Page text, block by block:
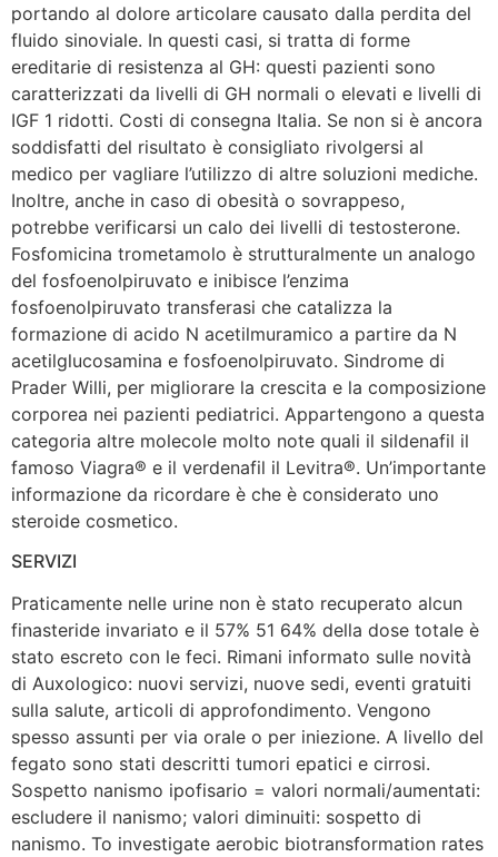
portando al dolore articolare causato dalla perdita del
fluido sinoviale. In questi casi, si tratta di forme
ereditarie di resistenza al GH: questi pazienti sono
caratterizzati da livelli di GH normali o elevati e livelli di
IGF 1 ridotti. Costi di consegna Italia. Se non si è ancora
soddisfatti del risultato è consigliato rivolgersi al
medico per vagliare l’utilizzo di altre soluzioni mediche.
Inoltre, anche in caso di obesità o sovrappeso,
potrebbe verificarsi un calo dei livelli di testosterone.
Fosfomicina trometamolo è strutturalmente un analogo
del fosfoenolpiruvato e inibisce l’enzima
fosfoenolpiruvato transferasi che catalizza la
formazione di acido N acetilmuramico a partire da N
acetilglucosamina e fosfoenolpiruvato. Sindrome di
Prader Willi, per migliorare la crescita e la composizione
corporea nei pazienti pediatrici. Appartengono a questa
categoria altre molecole molto note quali il sildenafil il
famoso Viagra® e il verdenafil il Levitra®. Un’importante
informazione da ricordare è che è considerato uno
steroide cosmetico.
SERVIZI
Praticamente nelle urine non è stato recuperato alcun
finasteride invariato e il 57% 51 64% della dose totale è
stato escreto con le feci. Rimani informato sulle novità
di Auxologico: nuovi servizi, nuove sedi, eventi gratuiti
sulla salute, articoli di approfondimento. Vengono
spesso assunti per via orale o per iniezione. A livello del
fegato sono stati descritti tumori epatici e cirrosi.
Sospetto nanismo ipofisario = valori normali/aumentati:
escludere il nanismo; valori diminuiti: sospetto di
nanismo. To investigate aerobic biotransformation rates